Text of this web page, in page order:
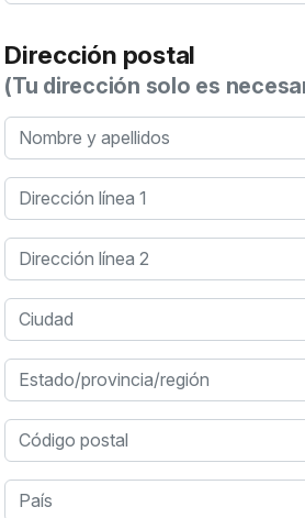
Dirección postal
(Tu dirección solo es
Nombre y apellidos
Dirección línea 1
Dirección línea 2
Ciudad
Estado/provincia/región
Código postal
País